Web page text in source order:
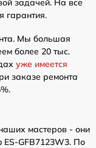
гарантия.
Мы большая
более 20 тыс.
уже имеется
заказе ремонта
мастеров - они
ES-GFB7123W3. По